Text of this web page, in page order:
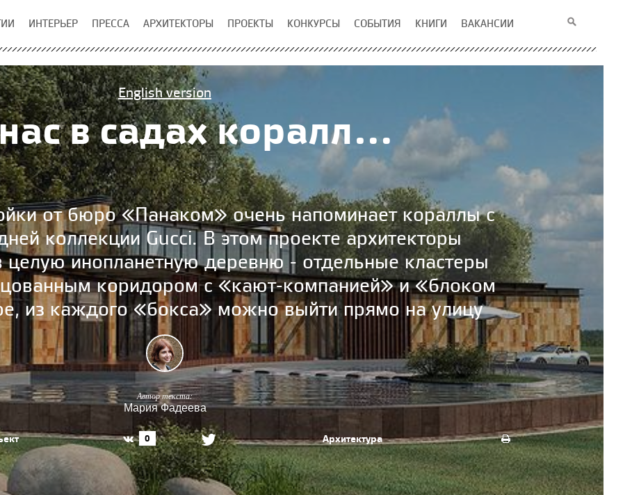
ИНТЕРЬЕР ПРЕССА АРХИТЕКТОРЫ ПРОЕКТЫ КОНКУРСЫ СОБЫТИЯ КНИГИ ВАКАНСИИ
English version
в садах коралл…
от бюро «Панаком» очень напоминает кораллы с
коллекции Gucci. В этом проекте архитекторы
целую инопланетную деревню - отдельные кластеры
коридором с «кают-компанией» и «блоком
из каждого «бокса» можно выйти прямо на улицу
Автор текста:
Мария Фадеева
0 Архитектура